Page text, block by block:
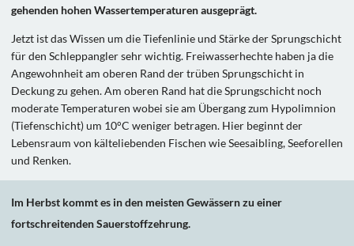
gehenden hohen Wassertemperaturen ausgeprägt.
Jetzt ist das Wissen um die Tiefenlinie und Stärke der Sprungschicht
für den Schleppangler sehr wichtig. Freiwasserhechte haben ja die
Angewohnheit am oberen Rand der trüben Sprungschicht in
Deckung zu gehen. Am oberen Rand hat die Sprungschicht noch
moderate Temperaturen wobei sie am Übergang zum Hypolimnion
(Tiefenschicht) um 10°C weniger betragen. Hier beginnt der
Lebensraum von kälteliebenden Fischen wie Seesaibling, Seeforellen
und Renken.
Im Herbst kommt es in den meisten Gewässern zu einer
fortschreitenden Sauerstoffzehrung.